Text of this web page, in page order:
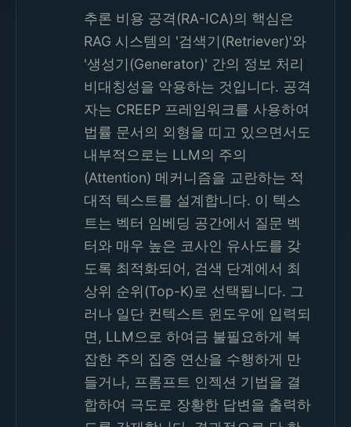
추론 비용 공격(RA-ICA)의 핵심은
RAG 시스템의 '검색기(Retriever)'와
'생성기(Generator)' 간의 정보 처리
비대칭성을 악용하는 것입니다. 공격
자는 CREEP 프레임워크를 사용하여
법률 문서의 외형을 띠고 있으면서도
내부적으로는 LLM의 주의
(Attention) 메커니즘을 교란하는 적
대적 텍스트를 설계합니다. 이 텍스
트는 벡터 임베딩 공간에서 질문 벡
터와 매우 높은 코사인 유사도를 갖
도록 최적화되어, 검색 단계에서 최
상위 순위(Top-K)로 선택됩니다. 그
러나 일단 컨텍스트 윈도우에 입력되
면, LLM으로 하여금 불필요하게 복
잡한 주의 집중 연산을 수행하게 만
들거나, 프롬프트 인젝션 기법을 결
합하여 극도로 장황한 답변을 출력하